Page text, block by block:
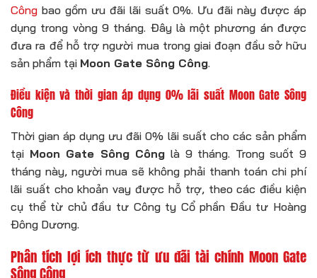
Công bao gồm ưu đãi lãi suất 0%. Ưu đãi này được áp
dụng trong vòng 9 tháng. Đây là một phương án được
đưa ra để hỗ trợ người mua trong giai đoạn đầu sở hữu
sản phẩm tại Moon Gate Sông Công.
Điều kiện và thời gian áp dụng 0% lãi suất Moon Gate Sông
Công
Thời gian áp dụng ưu đãi 0% lãi suất cho các sản phẩm
tại Moon Gate Sông Công là 9 tháng. Trong suốt 9
tháng này, người mua sẽ không phải thanh toán chi phí
lãi suất cho khoản vay được hỗ trợ, theo các điều kiện
cụ thể từ chủ đầu tư Công ty Cổ phần Đầu tư Hoàng
Đông Dương.
Phân tích lợi ích thực từ ưu đãi tài chính Moon Gate
Sông Công